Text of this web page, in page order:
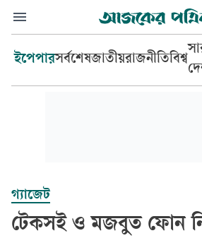
ইপেপারসর্বশেষজাতীয়রাজনীতিবিশ্ব
গ্যাজেট
টেকসই ও মজবুত ফোন